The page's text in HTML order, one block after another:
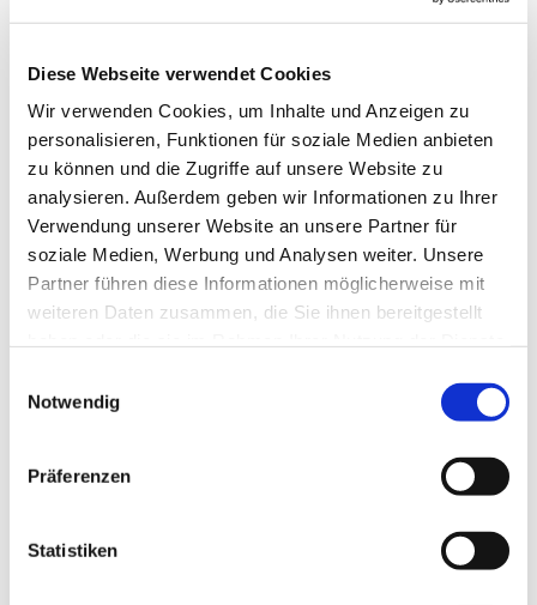
Diese Webseite verwendet Cookies
Wir verwenden Cookies, um Inhalte und Anzeigen zu
personalisieren, Funktionen für soziale Medien anbieten
zu können und die Zugriffe auf unsere Website zu
analysieren. Außerdem geben wir Informationen zu Ihrer
Verwendung unserer Website an unsere Partner für
soziale Medien, Werbung und Analysen weiter. Unsere
Partner führen diese Informationen möglicherweise mit
weiteren Daten zusammen, die Sie ihnen bereitgestellt
Notwendig
Präferenzen
Statistiken